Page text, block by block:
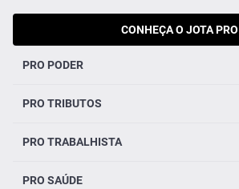
CONHEÇA O JOTA PRO
PRO PODER
PRO TRIBUTOS
PRO TRABALHISTA
PRO SAÚDE